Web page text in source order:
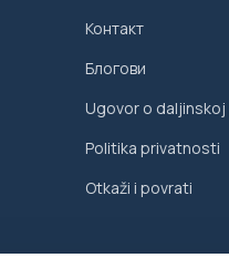
Контакт
Блогови
Ugovor o
Politika privatnosti
Otkaži i povrati